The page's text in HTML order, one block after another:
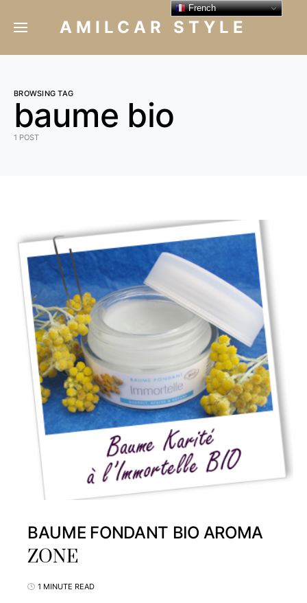
AMILCAR STYLE
BROWSING TAG
baume bio
1 POST
BAUME FONDANT BIO AROMA
ZONE
1 MINUTE READ
French